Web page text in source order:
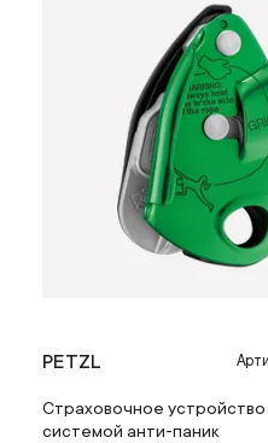
PETZL
Страховочное устройство
системой анти-паник